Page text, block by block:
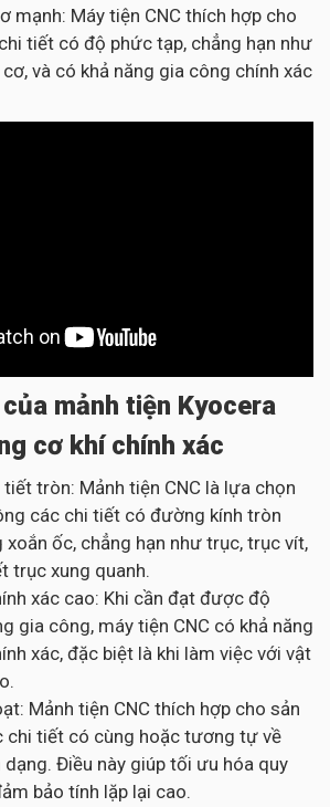
mạnh: Máy tiện CNC thích hợp cho
tiết có độ phức tạp, chẳng hạn như
và có khả năng gia công chính xác
mảnh tiện Kyocera
cơ khí chính xác
tròn: Mảnh tiện CNC là lựa chọn
các chi tiết có đường kính tròn
xoắn ốc, chẳng hạn như trục, trục vít,
trục xung quanh.
xác cao: Khi cần đạt được độ
gia công, máy tiện CNC có khả năng
xác, đặc biệt là khi làm việc với vật
Mảnh tiện CNC thích hợp cho sản
chi tiết có cùng hoặc tương tự về
Điều này giúp tối ưu hóa quy
bảo tính lặp lại cao.